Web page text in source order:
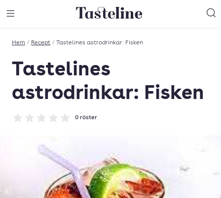
Till Tastelines startsida
Hem / Recept / Tastelines astrodrinkar: Fisken
Tastelines
astrodrinkar: Fisken
Betyg: 0 av 5
0 röster